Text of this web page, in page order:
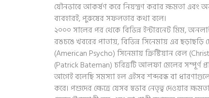
যৌনভাবে আকর্ষণ করে নিয়ন্ত্রণ করার ক্ষমতা এবং
ব্যবহারই, পুরুষের সফলতার কথা বলে।
২০০০ সালের পর থেকে বিভিন্ন ইন্টারনেট মিম,
রঙচঙে খবরের পাতায়, বিভিন্ন সিনেমায় এর
(American Psycho) সিনেমায় ক্রিস্টিয়ান বেল
(Patrick Bateman) চরিত্রটি আলফা মেলের সম্পূর্ণ
আগেই বলেছি সমস্যা হল এইসব শব্দবন্ধ বা
করে। পশুদের ক্ষেত্রে যেসব স্বভাব নেতৃত্ব দেওয়ার